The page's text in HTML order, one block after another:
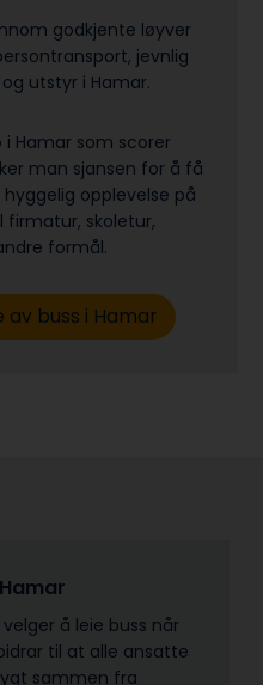
godkjente løyver
jevnlig
utstyr i Hamar.
i Hamar som scorer
man sjansen for å få
opplevelse på
firmatur, skoletur,
formål.
av buss i Hamar
å leie buss når
til at alle ansatte
sammen fra